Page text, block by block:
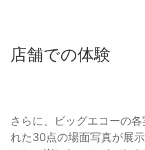
店舗での体験
さらに、ビッグエコーの
れた30点の場面写真が展